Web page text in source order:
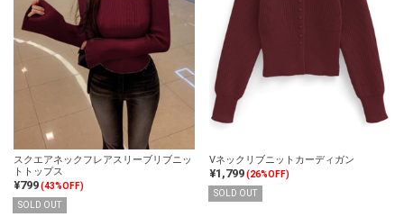
スクエアネックフレアスリーブリブニッ
トトップス
¥799(43%OFF)
SOLD OUT
Vネックリブニットカーディガン
¥1,799(26%OFF)
SOLD OUT